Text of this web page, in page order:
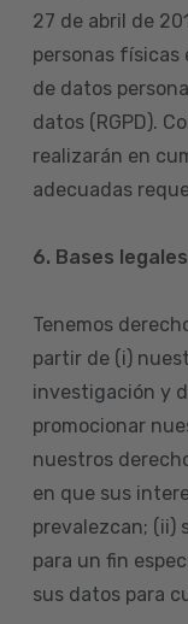
27 de abril de
personas
de datos
datos (RGPD).
realizarán en
adecuadas
6. Bases legales
Tenemos
partir de (i)
investigación y
promocionar
nuestros
en que sus
prevalezcan; (ii)
para un fin
sus datos para